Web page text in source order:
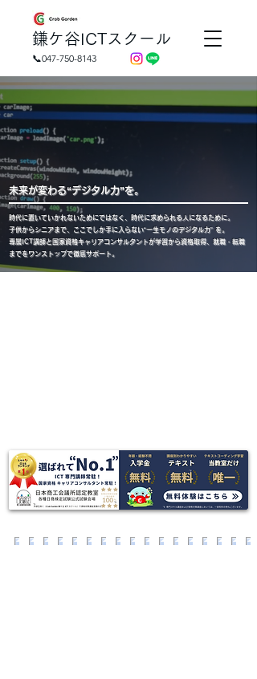
​鎌ケ谷ICTスクール
📞047-750-8143
未来が変わる“デジタル力”を。
時代に置いていかれないためにではなく、時代に求められる人になるために。
子供からシニアまで、ここでしか手に入らない“一生モノのデジタル力” を。
専属ICT講師と国家資格キャリアコンサルタントが学習から資格取得、就職・転職
までをワンストップで徹底サポート。